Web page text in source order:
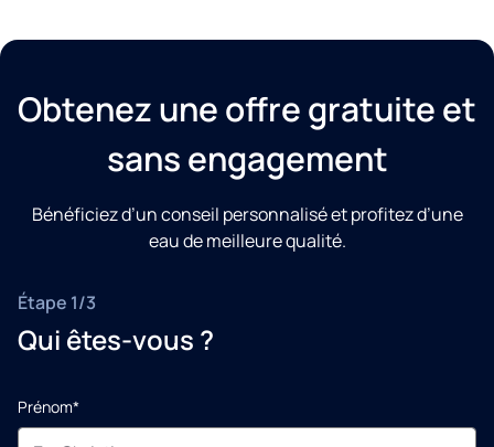
Obtenez une offre gratuite et
sans engagement
Bénéficiez d’un conseil personnalisé et profitez d’une
eau de meilleure qualité.
Étape 1/3
Qui êtes-vous ?
Prénom*